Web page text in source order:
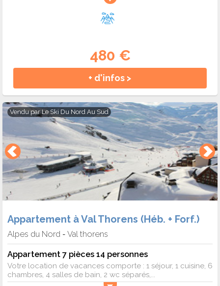
480 €
+ d'infos >
Vendu parLe Ski Du Nord Au Sud
Appartement à Val Thorens (Héb. + Forf.)
Alpes du Nord - Val thorens
Appartement 7 pièces 14 personnes
Votre location de vacances comporte : 1 séjour, 1 cuisine, 6
chambres, 4 salles de bain, 2 wc séparés,...